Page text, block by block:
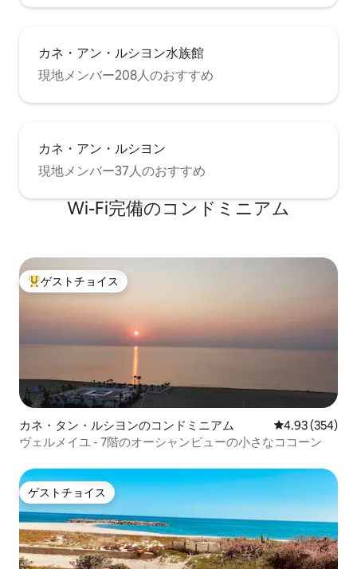
カネ・アン・ルシヨン水族館
現地メンバー208人のおすすめ
カネ・アン・ルシヨン
現地メンバー37人のおすすめ
Wi-Fi完備のコンドミニアム
大好評のゲストチョイスです。
ゲストチョイス
カネ・タン・ルシヨンのコンドミニアム レビュー354
4.93 (354)
ヴェルメイユ - 7階のオーシャンビューの小さなココーン
ゲストチョイス
ゲストチョイス